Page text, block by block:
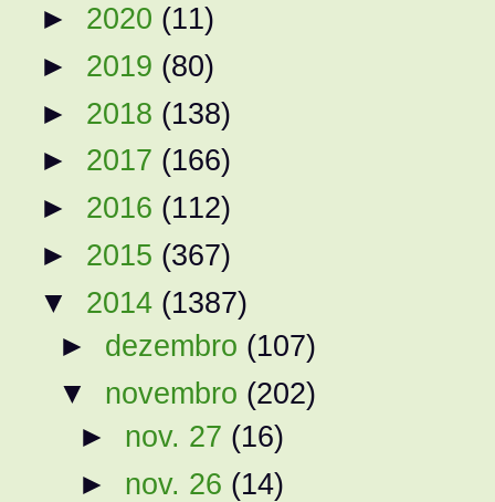
► 2020 (11)
► 2019 (80)
► 2018 (138)
► 2017 (166)
► 2016 (112)
► 2015 (367)
▼ 2014 (1387)
► dezembro (107)
▼ novembro (202)
► nov. 27 (16)
► nov. 26 (14)